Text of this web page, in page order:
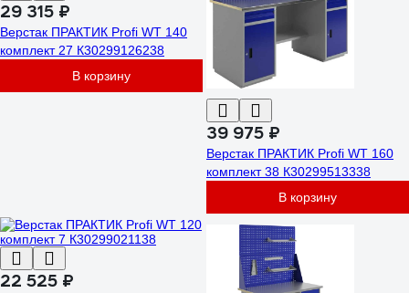
29 315 ₽
Верстак ПРАКТИК Profi WT 140
комплект 27 К30299126238
В корзину
39 975 ₽
Верстак ПРАКТИК Profi WT 160
комплект 38 К30299513338
В корзину
22 525 ₽